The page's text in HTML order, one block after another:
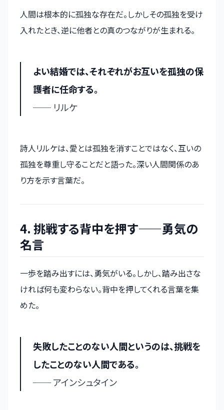
人間は根本的に孤独な存在だ。しかしその孤独を受け
入れたとき、逆に他者との真のつながりが生まれる。
よい結婚では、それぞれがお互いを孤独の保
護者に任命する。
── リルケ
詩人リルケは、愛とは孤独を消すことではなく、互いの
孤独を尊重し守ることだと語った。深い人間関係のあ
り方を示す言葉だ。
4. 挑戦する背中を押す——勇気の
名言
一歩を踏み出すには、勇気がいる。しかし、踏み出さな
ければ何も変わらない。背中を押してくれる言葉を集
めた。
失敗したことのない人間というのは、挑戦を
したことのない人間である。
── アインシュタイン